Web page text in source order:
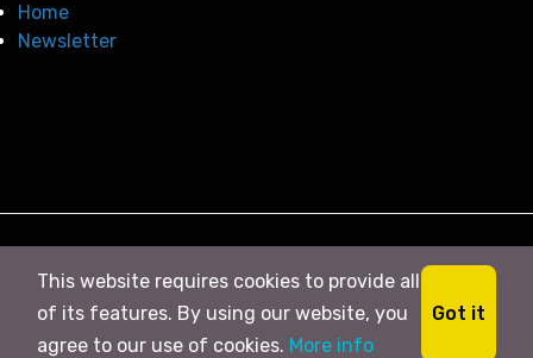
Home
Newsletter
© 2026 সি নিউজ . All right Reserved
This website requires cookies to provide all
of its features. By using our website, you
agree to our use of cookies. More info
Got it